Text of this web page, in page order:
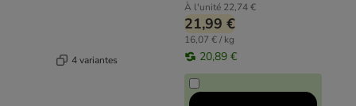
4 variantes
À l'unité 22,74 €
21,99 €
16,07 € / kg
20,89 €